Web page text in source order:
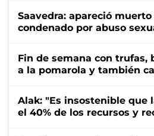
Saavedra: apareció
condenado por abuso
Fin de semana con trufas,
a la pomarola y también
Alak: "Es insostenible que
el 40% de los recursos y